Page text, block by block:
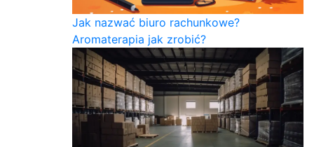
Jak nazwać biuro rachunkowe?
Aromaterapia jak zrobić?